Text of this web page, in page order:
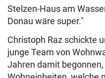
Stelzen-Haus am
Donau wäre super."
Christoph Raz schickte
junge Team von
Jahren damit